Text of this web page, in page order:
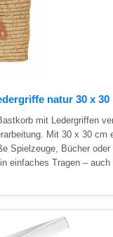
natur 30 x 30
mit Ledergriffen
Mit 30 x 30 cm
Spielzeuge, Bücher
einfaches Tragen – auch